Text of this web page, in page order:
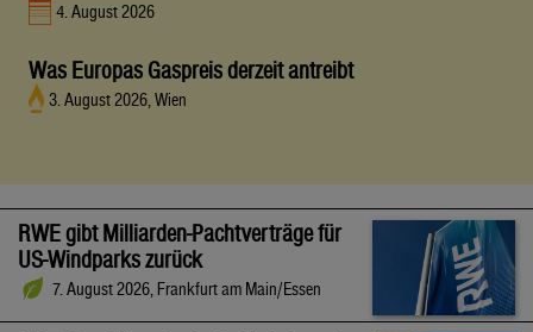
4. August 2026
Was Europas Gaspreis derzeit antreibt
3. August 2026, Wien
RWE gibt Milliarden-Pachtverträge für
US-Windparks zurück
7. August 2026, Frankfurt am Main/Essen